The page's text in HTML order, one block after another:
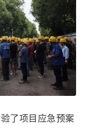
了项目应急预案